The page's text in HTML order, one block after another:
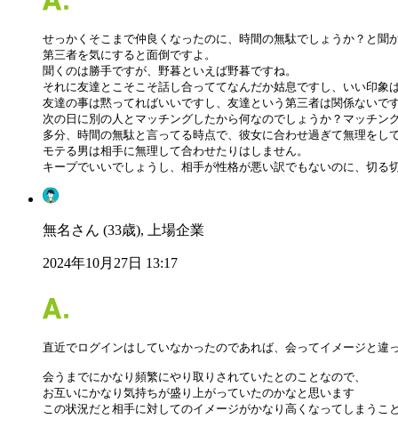
せっかくそこまで仲良くなったのに、時間の無駄でしょうか？と聞
第三者を気にすると面倒ですよ。
聞くのは勝手ですが、野暮といえば野暮ですね。
それに友達とこそこそ話し合っててなんだか姑息ですし、いい印象
友達の事は黙ってればいいですし、友達という第三者は関係ないで
次の日に別の人とマッチングしたから何なのでしょうか？マッチ
多分、時間の無駄と言ってる時点で、彼女に合わせ過ぎて無理を
モテる男は相手に無理して合わせたりはしません。
キープでいいでしょうし、相手が性格が悪い訳でもないのに、切
無名さん (33歳), 上場企業
2024年10月27日 13:17
直近でログインはしていなかったのであれば、会ってイメージと違
会うまでにかなり頻繁にやり取りされていたとのことなので、
お互いにかなり気持ちが盛り上がっていたのかなと思います
この状況だと相手に対してのイメージがかなり高くなってしまう